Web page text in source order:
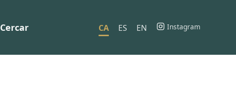
Cercar CA ES EN Instagram